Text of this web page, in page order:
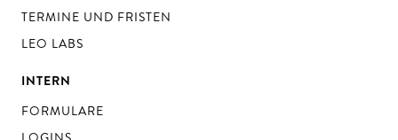
TERMINE UND FRISTEN
LEO LABS
INTERN
FORMULARE